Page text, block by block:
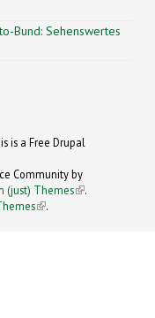
is external)
Bund: Sehenswertes
is a Free Drupal
Community by
(just) Themes (link is
.
(link is
.